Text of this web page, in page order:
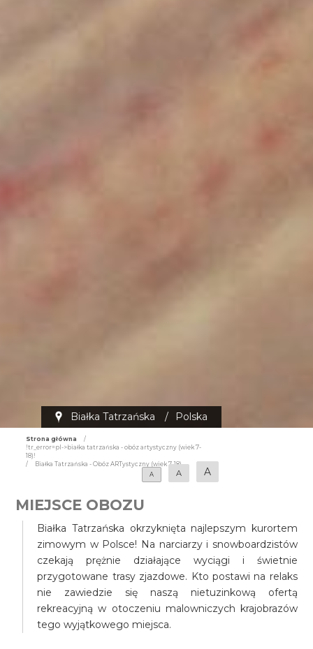
Białka Tatrzańska / Polska
Strona główna
/
!tr_error=pl->białka tatrzańska - obóz artystyczny (wiek 7-
18)!
/
Białka Tatrzańska - Obóz ARTystyczny (wiek 7-18)
A
A A
MIEJSCE OBOZU
Białka Tatrzańska okrzyknięta najlepszym kurortem
zimowym w Polsce! Na narciarzy i snowboardzistów
czekają prężnie działające wyciągi i świetnie
przygotowane trasy zjazdowe. Kto postawi na relaks
nie zawiedzie się naszą nietuzinkową ofertą
rekreacyjną w otoczeniu malowniczych krajobrazów
tego wyjątkowego miejsca.